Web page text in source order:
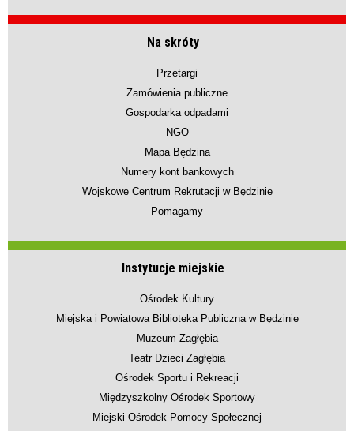
Na skróty
Przetargi
Zamówienia publiczne
Gospodarka odpadami
NGO
Mapa Będzina
Numery kont bankowych
Wojskowe Centrum Rekrutacji w Będzinie
Pomagamy
Instytucje miejskie
Ośrodek Kultury
Miejska i Powiatowa Biblioteka Publiczna w Będzinie
Muzeum Zagłębia
Teatr Dzieci Zagłębia
Ośrodek Sportu i Rekreacji
Międzyszkolny Ośrodek Sportowy
Miejski Ośrodek Pomocy Społecznej